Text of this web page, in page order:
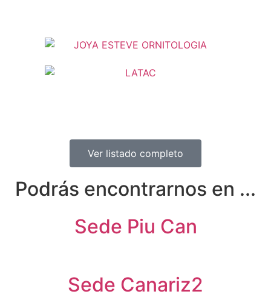
Ver listado completo
Podrás encontrarnos en ...
Sede Piu Can
Sede Canariz2